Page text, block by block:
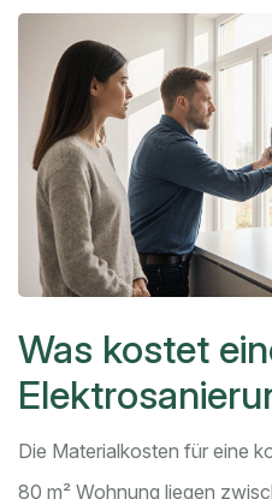
Was kostet
Die Materialkosten für eine
80 m² Wohnung liegen